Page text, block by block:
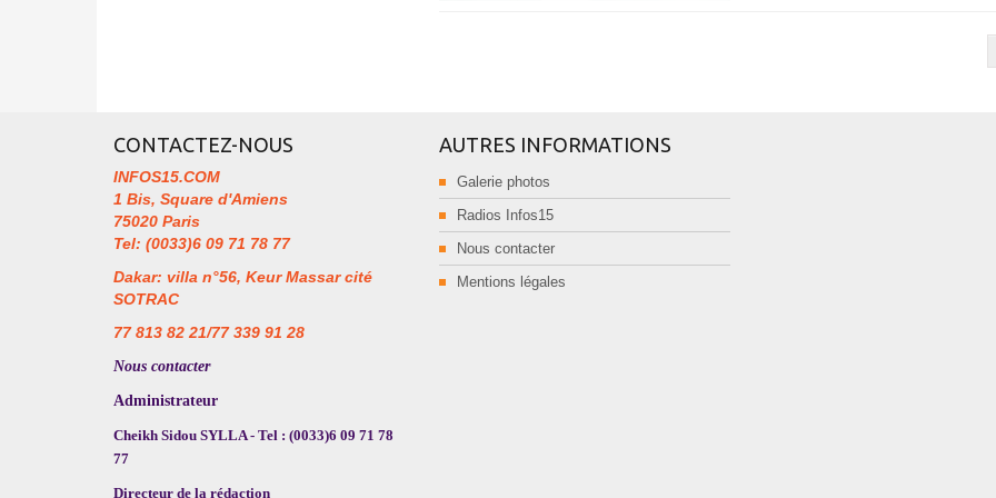
CONTACTEZ-NOUS
INFOS15.COM
1 Bis, Square d'Amiens
75020 Paris
Tel: (0033)6 09 71 78 77
Dakar: villa n°56, Keur Massar cité
SOTRAC
77 813 82 21/77 339 91 28
Nous contacter
Administrateur
Cheikh Sidou SYLLA - Tel : (0033)6 09 71 78
77
Directeur de la rédaction
AUTRES INFORMATIONS
Galerie photos
Radios Infos15
Nous contacter
Mentions légales